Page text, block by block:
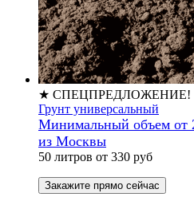
★ СПЕЦПРЕДЛОЖЕНИЕ!
Грунт универсальный
Минимальный объем от
из Москвы
50 литров от 330 руб
Закажите прямо сейчас